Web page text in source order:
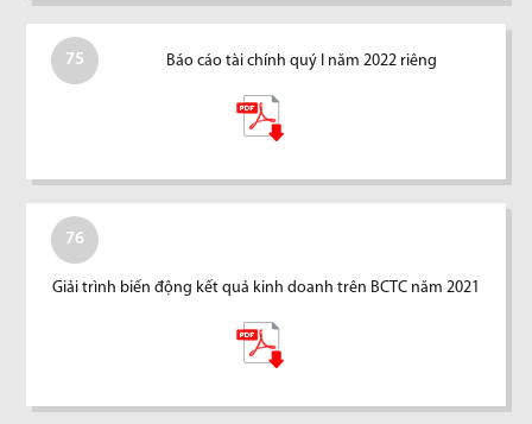
75 Báo cáo tài chính quý I năm 2022 riêng
76
Giải trình biến động kết quả kinh doanh trên BCTC năm 2021